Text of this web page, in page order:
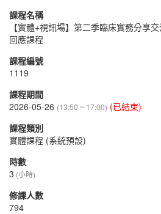
課程名稱
【實體+視訊場】第二季臨床實務分享
回應課程
課程編號
1119
課程期間
2026-05-26 (13:50 ~ 17:00) (已結束)
課程類別
實體課程 (系統預設)
時數
3 (小時)
修課人數
794